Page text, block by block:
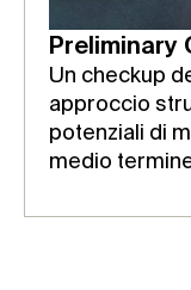
Preliminary
Un checkup
approccio
potenziali di
medio